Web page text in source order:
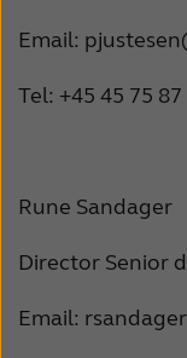
Email:
Tel: +45 45 75 87
Rune Sandager
Director Senior
Email: